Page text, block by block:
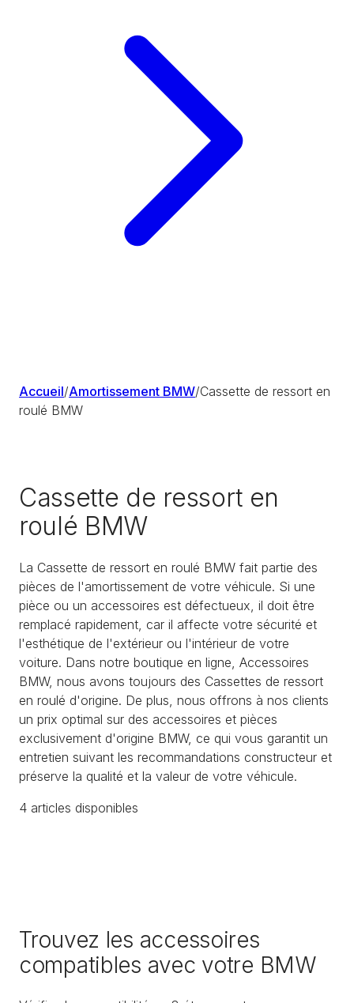
Accueil/Amortissement BMW/Cassette de ressort en
roulé BMW
Cassette de ressort en
roulé BMW
La Cassette de ressort en roulé BMW fait partie des
pièces de l'amortissement de votre véhicule. Si une
pièce ou un accessoires est défectueux, il doit être
remplacé rapidement, car il affecte votre sécurité et
l'esthétique de l'extérieur ou l'intérieur de votre
voiture. Dans notre boutique en ligne, Accessoires
BMW, nous avons toujours des Cassettes de ressort
en roulé d'origine. De plus, nous offrons à nos clients
un prix optimal sur des accessoires et pièces
exclusivement d'origine BMW, ce qui vous garantit un
entretien suivant les recommandations constructeur et
préserve la qualité et la valeur de votre véhicule.
4 articles disponibles
Trouvez les accessoires
compatibles avec votre BMW